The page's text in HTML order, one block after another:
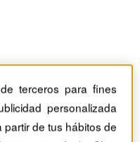
terceros para fines
personalizada
de tus hábitos de